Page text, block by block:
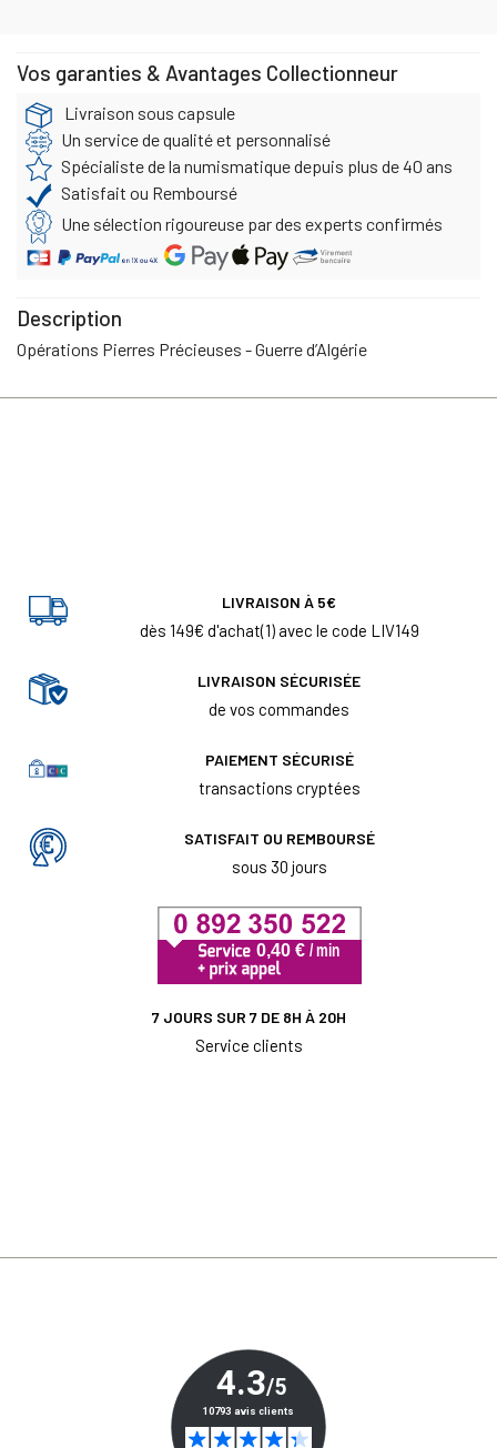
Vos garanties & Avantages Collectionneur
Livraison sous capsule
Un service de qualité et personnalisé
Spécialiste de la numismatique depuis plus de 40 ans
Satisfait ou Remboursé
Une sélection rigoureuse par des experts confirmés
Description
Opérations Pierres Précieuses - Guerre d’Algérie
LIVRAISON À 5€
dès 149€ d'achat(1) avec le code LIV149
LIVRAISON SÉCURISÉE
de vos commandes
PAIEMENT SÉCURISÉ
transactions cryptées
SATISFAIT OU REMBOURSÉ
sous 30 jours
7 JOURS SUR 7 DE 8H À 20H
Service clients